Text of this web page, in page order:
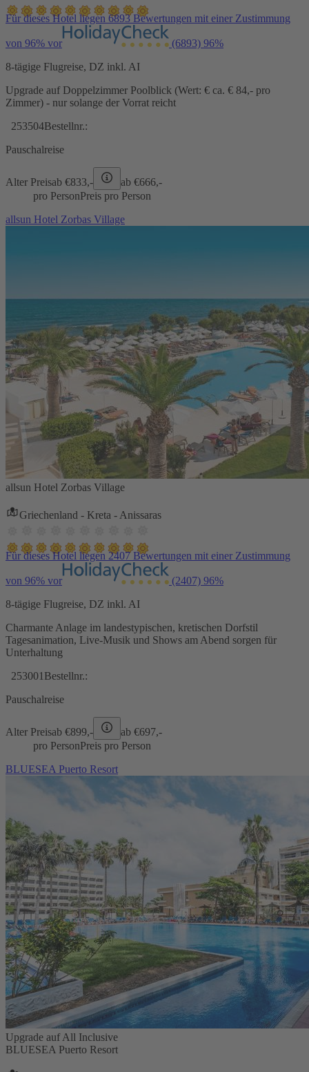
Für dieses Hotel liegen 6893 Bewertungen mit einer Zustimmung
von 96% vor (6893) 96%
8-tägige Flugreise, DZ inkl. AI
Upgrade auf Doppelzimmer Poolblick (Wert: € ca. € 84,- pro
Zimmer) - nur solange der Vorrat reicht
253504Bestellnr.:
Pauschalreise
Alter Preisab €833,- ab €666,-
pro PersonPreis pro Person
allsun Hotel Zorbas Village
allsun Hotel Zorbas Village
Griechenland - Kreta - Anissaras
Für dieses Hotel liegen 2407 Bewertungen mit einer Zustimmung
von 96% vor (2407) 96%
8-tägige Flugreise, DZ inkl. AI
Charmante Anlage im landestypischen, kretischen Dorfstil
Tagesanimation, Live-Musik und Shows am Abend sorgen für
Unterhaltung
253001 Bestellnr.:
Pauschalreise
Alter Preisab €899,- ab €697,-
pro PersonPreis pro Person
BLUESEA Puerto Resort
Upgrade auf All Inclusive
BLUESEA Puerto Resort